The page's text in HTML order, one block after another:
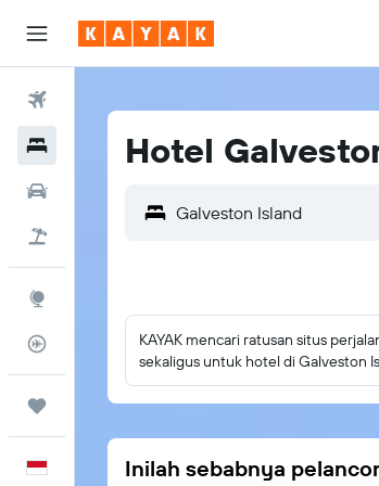
Pantau Pesawat
Bahasa Indonesia
Hotel
KAYAK mencari ratusan situs
sekaligus untuk hotel di Galveston
Inilah sebabnya